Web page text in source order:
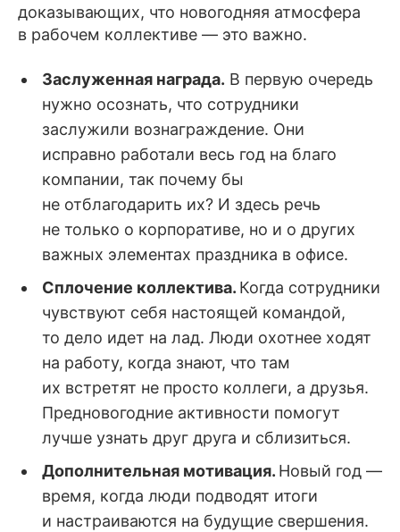
доказывающих, что новогодняя атмосфера
в рабочем коллективе — это важно.
Заслуженная награда. В первую очередь
нужно осознать, что сотрудники
заслужили вознаграждение. Они
исправно работали весь год на благо
компании, так почему бы
не отблагодарить их? И здесь речь
не только о корпоративе, но и о других
важных элементах праздника в офисе.
Сплочение коллектива. Когда сотрудники
чувствуют себя настоящей командой,
то дело идет на лад. Люди охотнее ходят
на работу, когда знают, что там
их встретят не просто коллеги, а друзья.
Предновогодние активности помогут
лучше узнать друг друга и сблизиться.
Дополнительная мотивация. Новый год —
время, когда люди подводят итоги
и настраиваются на будущие свершения.